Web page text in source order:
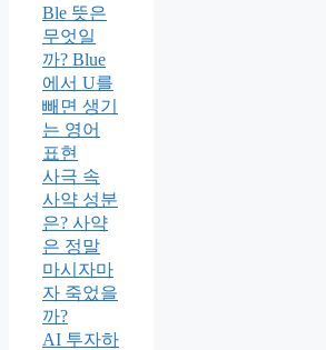
Ble 뜻은
무엇일
까? Blue
에서 U를
빼면 생기
는 영어
표현
사극 속
사약 성분
은? 사약
은 정말
마시자마
자 죽었을
까?
AI 투자하